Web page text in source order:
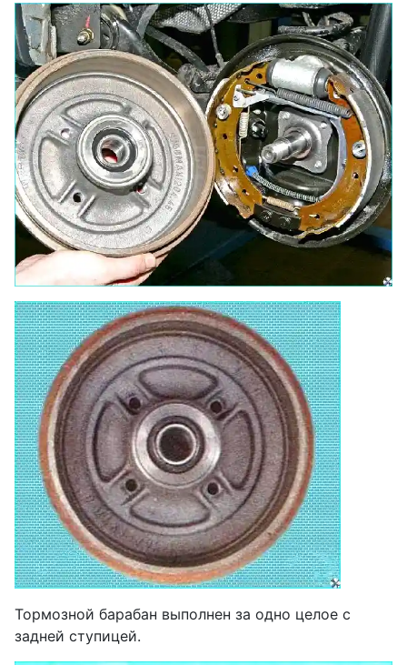
Тормозной барабан выполнен за одно целое с
задней ступицей.